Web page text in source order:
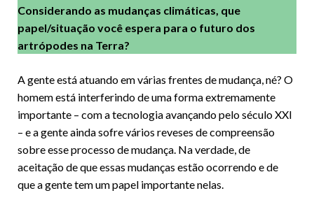
Considerando as mudanças climáticas, que
papel/situação você espera para o futuro dos
artrópodes na Terra?
A gente está atuando em várias frentes de mudança, né? O
homem está interferindo de uma forma extremamente
importante – com a tecnologia avançando pelo século XXI
– e a gente ainda sofre vários reveses de compreensão
sobre esse processo de mudança. Na verdade, de
aceitação de que essas mudanças estão ocorrendo e de
que a gente tem um papel importante nelas.